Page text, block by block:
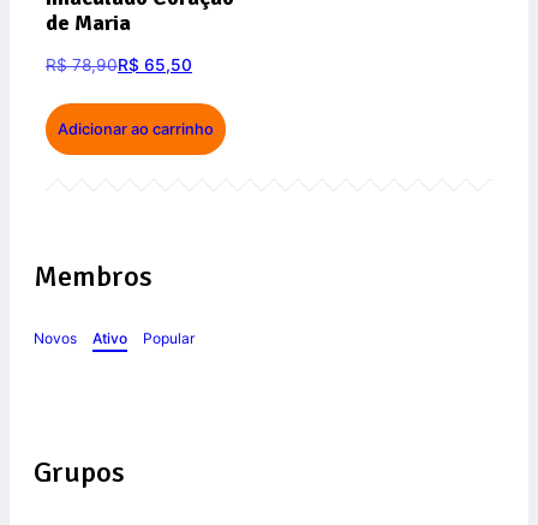
de Maria
R$78,90R$ 65,50
Adicionar ao carrinho
Membros
Novos Ativo Popular
Grupos